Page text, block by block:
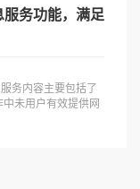
务功能，满足
务内容主要包括了
未用户有效提供网